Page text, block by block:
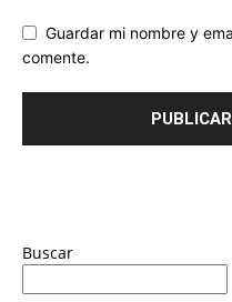
Guardar mi nombre y
comente.
Buscar